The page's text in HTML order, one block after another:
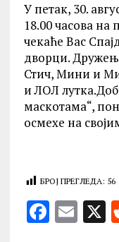
У петак, 30.
18.00 часова на
чекаће Вас
дворци.
Стич, Мини и
и ЛОЛ
маскотама“,
осмехе на
БРОЈ ПРЕГЛЕДА: 56
F E